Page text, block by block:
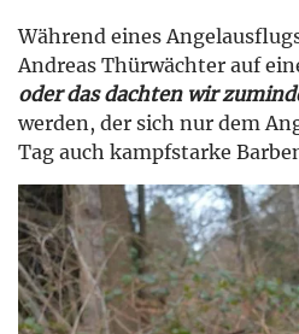
Während eines
Andreas Thürwächter auf
oder das dachten wir
werden, der sich nur dem
Tag auch kampfstarke